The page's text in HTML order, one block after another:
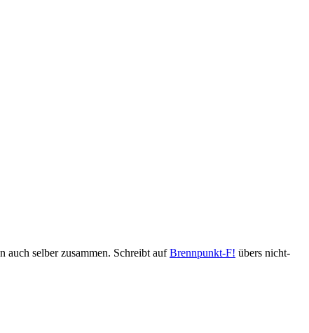
auch selber zusammen. Schreibt aufBrennpunkt-F! übers nicht-